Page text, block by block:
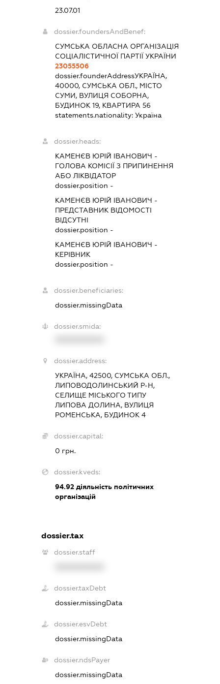
23.07.01
dossier.foundersAndBenef:
СУМСЬКА ОБЛАСНА ОРГАНІЗАЦІЯ
СОЦІАЛІСТИЧНОЇ ПАРТІЇ УКРАЇНИ
23055506
dossier.founderAddressУКРАЇНА,
40000, СУМСЬКА ОБЛ., МІСТО
СУМИ, ВУЛИЦЯ СОБОРНА,
БУДИНОК 19, КВАРТИРА 56
statements.nationality: Україна
dossier.heads:
КАМЕНЄВ ЮРІЙ ІВАНОВИЧ -
ГОЛОВА КОМІСІЇ З ПРИПИНЕННЯ
АБО ЛІКВІДАТОР
dossier.position -
КАМЕНЄВ ЮРІЙ ІВАНОВИЧ -
ПРЕДСТАВНИК ВІДОМОСТІ
ВІДСУТНІ
dossier.position -
КАМЕНЄВ ЮРІЙ ІВАНОВИЧ -
КЕРІВНИК
dossier.position -
dossier.beneficiaries:
dossier.missingData
dossier.smida:
dossier.address:
УКРАЇНА, 42500, СУМСЬКА ОБЛ.,
ЛИПОВОДОЛИНСЬКИЙ Р-Н,
СЕЛИЩЕ МІСЬКОГО ТИПУ
ЛИПОВА ДОЛИНА, ВУЛИЦЯ
РОМЕНСЬКА, БУДИНОК 4
dossier.capital:
0 грн.
dossier.kveds:
94.92діяльність політичних
організацій
dossier.tax
dossier.staff
dossier.taxDebt
dossier.missingData
dossier.esvDebt
dossier.missingData
dossier.ndsPayer
dossier.missingData